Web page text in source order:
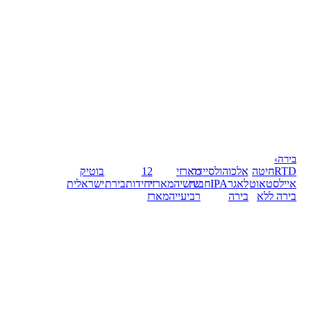
בירה›
RTDחיטה
איילסטאוט
בירה ללא
אלכוהולסיידר
לאגרIPAחבית
בירה
מארזי
שישיהמארזי
רביעייהמארז
12
יחידותבירת
בוטיק
ישראלית